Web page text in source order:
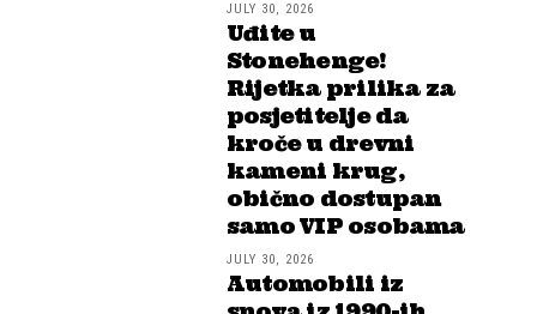
JULY 30, 2026
Uđite u
Stonehenge!
Rijetka prilika za
posjetitelje da
kroče u drevni
kameni krug,
obično dostupan
samo VIP osobama
JULY 30, 2026
Automobili iz